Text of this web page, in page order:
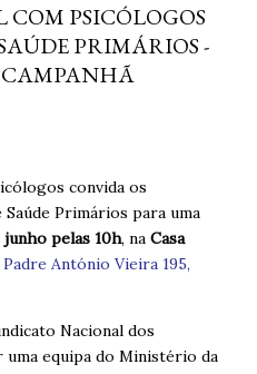
PSICÓLOGOS
PRIMÁRIOS -
CAMPANHÃ
convida os
Primários para uma
junho pelas 10h, na Casa
Padre António Vieira 195,
Nacional dos
equipa do Ministério da